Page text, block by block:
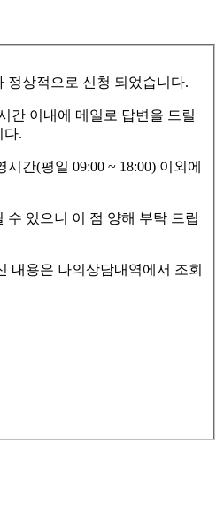
정상적으로 신청 되었습니다.
간 이내에 메일로 답변을 드릴
다.
간(평일 09:00 ~ 18:00) 이외에
수 있으니 이 점 양해 부탁 드립
내용은 나의상담내역에서 조회